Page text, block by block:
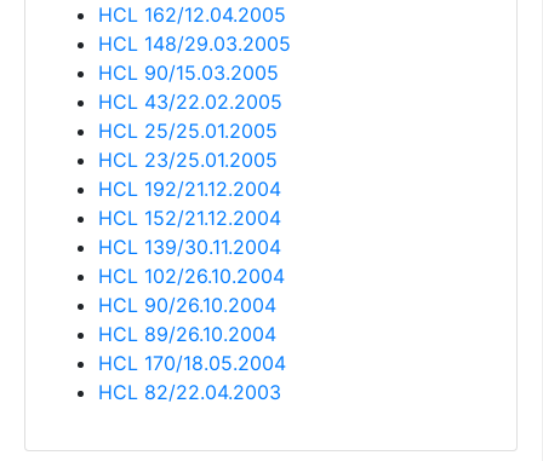
HCL 162/12.04.2005
HCL 148/29.03.2005
HCL 90/15.03.2005
HCL 43/22.02.2005
HCL 25/25.01.2005
HCL 23/25.01.2005
HCL 192/21.12.2004
HCL 152/21.12.2004
HCL 139/30.11.2004
HCL 102/26.10.2004
HCL 90/26.10.2004
HCL 89/26.10.2004
HCL 170/18.05.2004
HCL 82/22.04.2003